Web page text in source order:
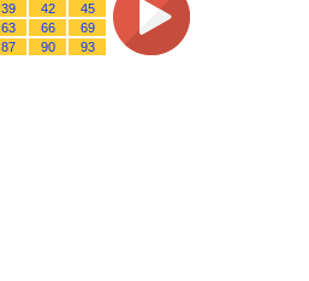
39 42
45
63 66
69
87 90 93